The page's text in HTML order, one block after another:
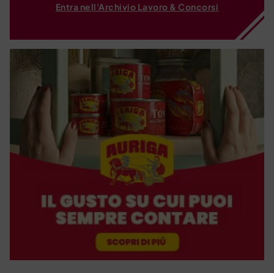
Entra nell'Archivio Lavoro & Concorsi